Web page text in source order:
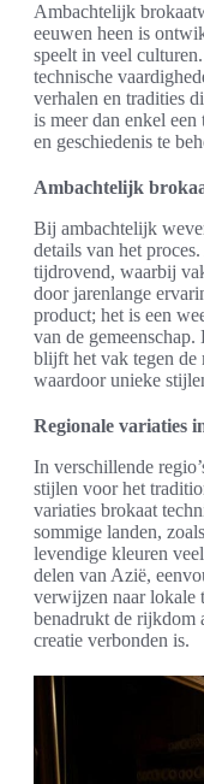
Ambachtelijk
eeuwen heen is
speelt in veel
technische
verhalen en tradities
is meer dan enkel
en geschiedenis te
Ambachtelijk
Bij ambachtelijk
details van het
tijdrovend, waarbij
door jarenlange
product; het is een
van de
blijft het vak tegen de
waardoor unieke
Regionale variaties
In verschillende
stijlen voor het
variaties brokaat
sommige landen,
levendige kleuren
delen van Azië,
verwijzen naar lokale
benadrukt de rijkdom
creatie verbonden is.